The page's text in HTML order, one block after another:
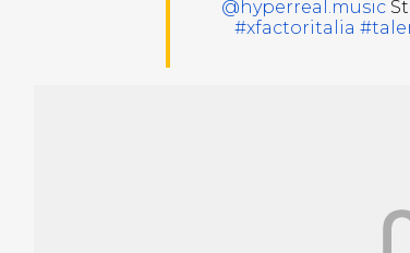
@hyperreal.music
#xfactoritalia